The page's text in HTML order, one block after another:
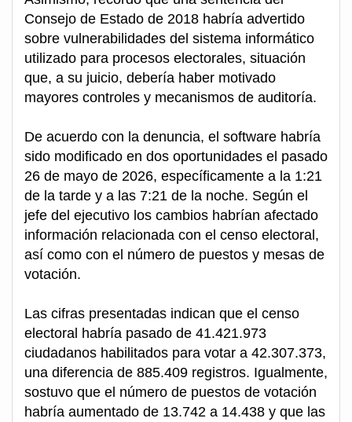
Consejo de Estado de 2018 habría advertido
sobre vulnerabilidades del sistema informático
utilizado para procesos electorales, situación
que, a su juicio, debería haber motivado
mayores controles y mecanismos de auditoría.
De acuerdo con la denuncia, el software habría
sido modificado en dos oportunidades el pasado
26 de mayo de 2026, específicamente a la 1:21
de la tarde y a las 7:21 de la noche. Según el
jefe del ejecutivo los cambios habrían afectado
información relacionada con el censo electoral,
así como con el número de puestos y mesas de
votación.
Las cifras presentadas indican que el censo
electoral habría pasado de 41.421.973
ciudadanos habilitados para votar a 42.307.373,
una diferencia de 885.409 registros. Igualmente,
sostuvo que el número de puestos de votación
habría aumentado de 13.742 a 14.438 y que las